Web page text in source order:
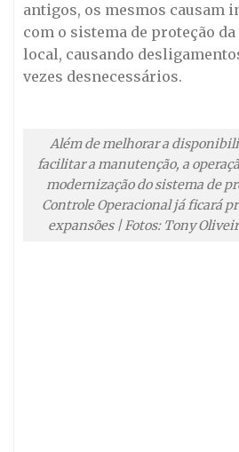
antigos, os mesmos causam
com o sistema de proteção
local, causando
vezes desnecessários.
Além de melhorar a
facilitar a manutenção, a
modernização do sistema de
Controle Operacional já ficará
expansões | Fotos: Tony